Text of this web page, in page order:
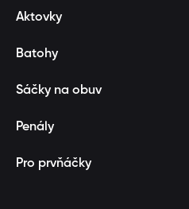
Aktovky
Batohy
Sáčky na obuv
Penály
Pro prvňáčky